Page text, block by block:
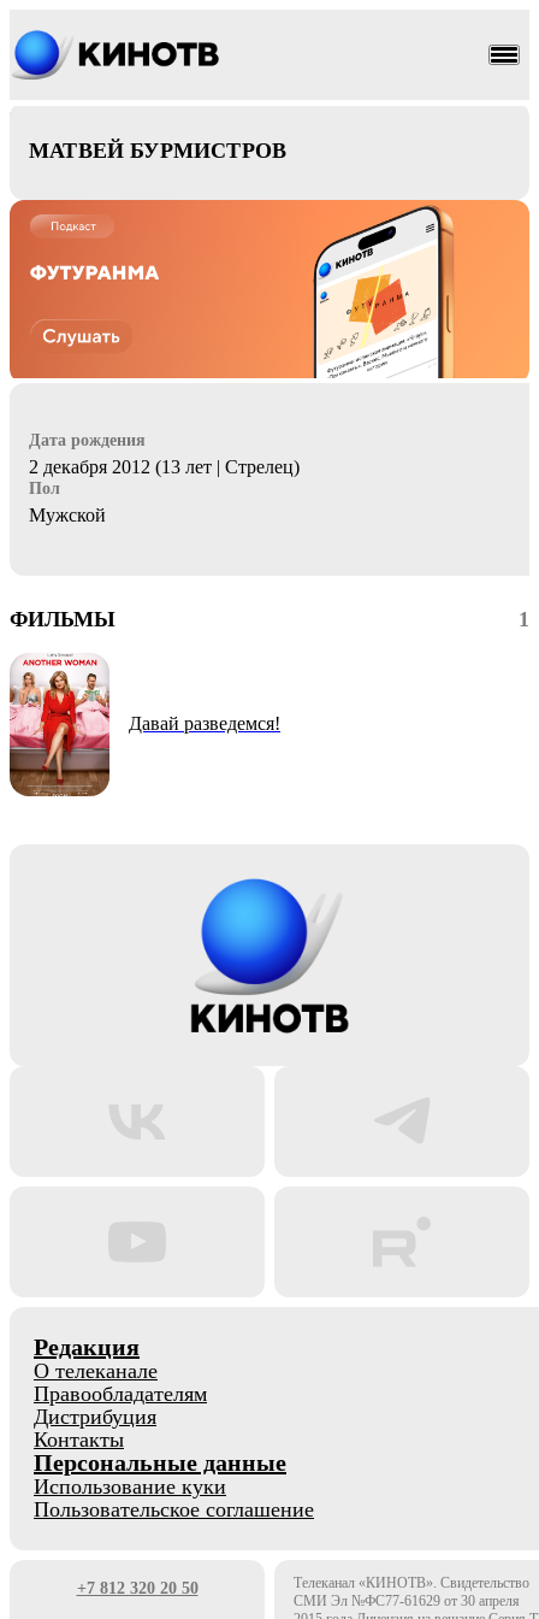
МАТВЕЙ БУРМИСТРОВ
Дата рождения
2 декабря 2012 (13 лет | Стрелец)
Пол
Мужской
ФИЛЬМЫ 1
Давай разведемся!
Редакция
О телеканале
Правообладателям
Дистрибуция
Контакты
Персональные данные
Использование куки
Пользовательское соглашение
+7 812 320 20 50
Телеканал «КИНОТВ». Свидетельство
СМИ Эл №ФС77-61629 от 30 апреля